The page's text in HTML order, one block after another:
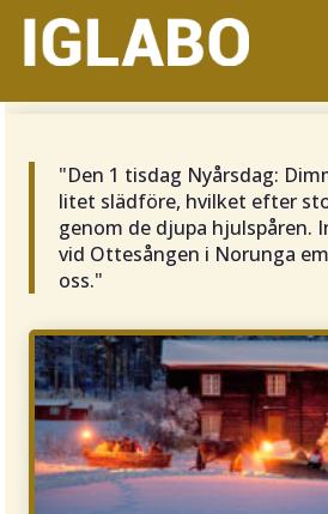
"Den 1 tisdag Nyårsdag:
litet slädföre, hvilket efter
genom de djupa hjulspåren.
vid Ottesången i Norunga
oss."